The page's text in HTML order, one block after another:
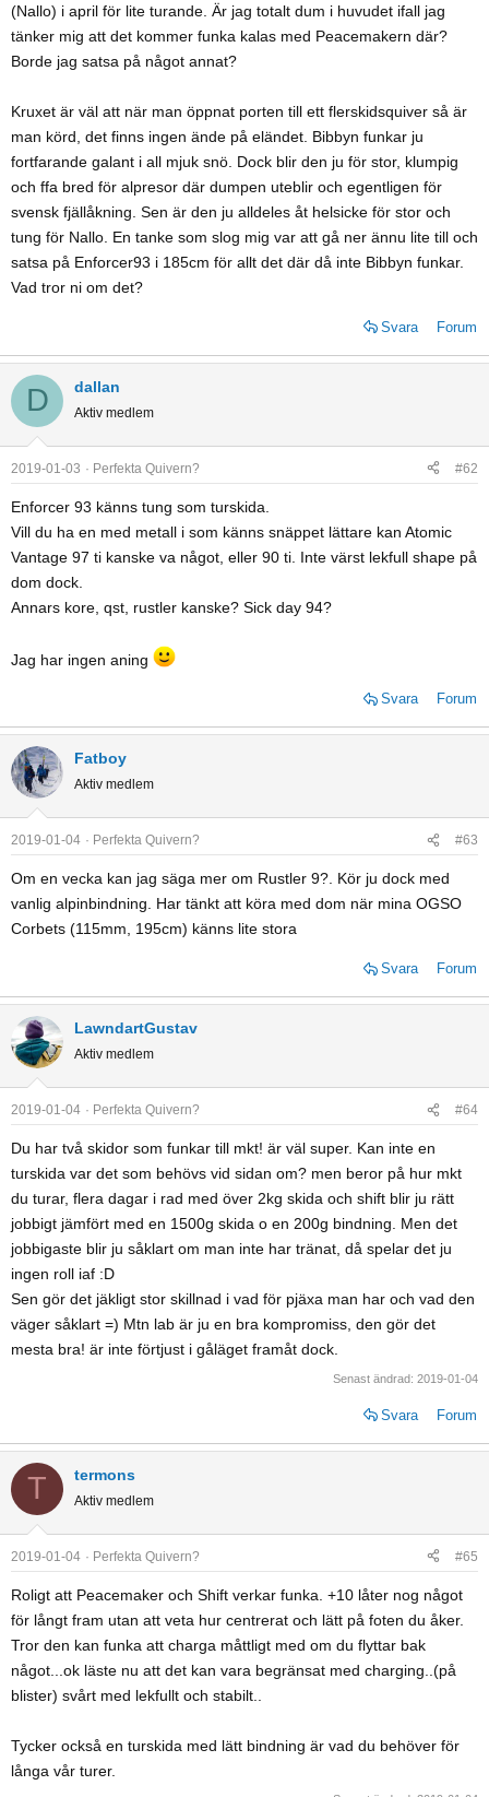
(Nallo) i april för lite turande. Är jag totalt dum i huvudet ifall jag
tänker mig att det kommer funka kalas med Peacemakern där?
Borde jag satsa på något annat?
Kruxet är väl att när man öppnat porten till ett flerskidsquiver så är
man körd, det finns ingen ände på eländet. Bibbyn funkar ju
fortfarande galant i all mjuk snö. Dock blir den ju för stor, klumpig
och ffa bred för alpresor där dumpen uteblir och egentligen för
svensk fjällåkning. Sen är den ju alldeles åt helsicke för stor och
tung för Nallo. En tanke som slog mig var att gå ner ännu lite till och
satsa på Enforcer93 i 185cm för allt det där då inte Bibbyn funkar.
Vad tror ni om det?
Svara Forum
D dallan
Aktiv medlem
2019-01-03 Perfekta Quivern? #62
Enforcer 93 känns tung som turskida.
Vill du ha en med metall i som känns snäppet lättare kan Atomic
Vantage 97 ti kanske va något, eller 90 ti. Inte värst lekfull shape på
dom dock.
Annars kore, qst, rustler kanske? Sick day 94?
Jag har ingen aning
Svara Forum
Fatboy
Aktiv medlem
2019-01-04 Perfekta Quivern? #63
Om en vecka kan jag säga mer om Rustler 9?. Kör ju dock med
vanlig alpinbindning. Har tänkt att köra med dom när mina OGSO
Corbets (115mm, 195cm) känns lite stora
Svara Forum
LawndartGustav
Aktiv medlem
2019-01-04 Perfekta Quivern? #64
Du har två skidor som funkar till mkt! är väl super. Kan inte en
turskida var det som behövs vid sidan om? men beror på hur mkt
du turar, flera dagar i rad med över 2kg skida och shift blir ju rätt
jobbigt jämfört med en 1500g skida o en 200g bindning. Men det
jobbigaste blir ju såklart om man inte har tränat, då spelar det ju
ingen roll iaf :D
Sen gör det jäkligt stor skillnad i vad för pjäxa man har och vad den
väger såklart =) Mtn lab är ju en bra kompromiss, den gör det
mesta bra! är inte förtjust i gåläget framåt dock.
Senast ändrad: 2019-01-04
Svara Forum
T termons
Aktiv medlem
2019-01-04 Perfekta Quivern? #65
Roligt att Peacemaker och Shift verkar funka. +10 låter nog något
för långt fram utan att veta hur centrerat och lätt på foten du åker.
Tror den kan funka att charga måttligt med om du flyttar bak
något...ok läste nu att det kan vara begränsat med charging..(på
blister) svårt med lekfullt och stabilt..
Tycker också en turskida med lätt bindning är vad du behöver för
långa vår turer.